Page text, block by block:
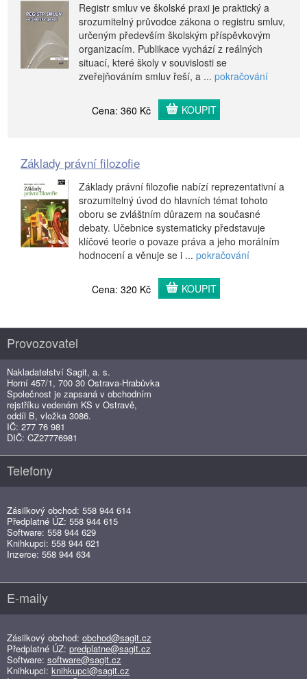
Registr smluv ve školské praxi je praktický a
srozumitelný průvodce zákona o registru smluv,
určeným především školským příspěvkovým
organizacím. Publikace vychází z reálných
situací, které školy v souvislosti se
zveřejňováním smluv řeší, a ... pokračování
Cena: 360 Kč KOUPIT
Základy právní filozofie
Základy právní filozofie nabízí reprezentativní a
srozumitelný úvod do hlavních témat tohoto
oboru se zvláštním důrazem na současné
debaty. Učebnice systematicky představuje
klíčové teorie o povaze práva a jeho morálním
hodnocení a věnuje se i ... pokračování
Cena: 320 Kč KOUPIT
Provozovatel
Nakladatelství Sagit, a. s.
Horní 457/1, 700 30 Ostrava-Hrabůvka
Společnost je zapsaná v obchodním
rejstříku vedeném KS v Ostravě,
oddíl B, vložka 3086.
IČ: 277 76 981
DIČ: CZ27776981
Telefony
Zásilkový obchod: 558 944 614
Předplatné ÚZ: 558 944 615
Software: 558 944 629
Knihkupci: 558 944 621
Inzerce: 558 944 634
E-maily
Zásilkový obchod: obchod@sagit.cz
Předplatné ÚZ: predplatne@sagit.cz
Software: software@sagit.cz
Knihkupci: knihkupci@sagit.cz